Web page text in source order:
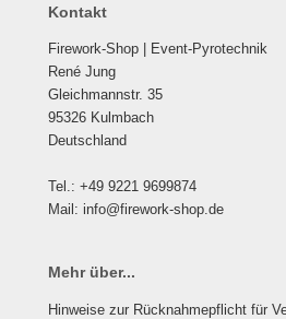
Kontakt
Firework-Shop | Event-Pyrotechnik
René Jung
Gleichmannstr. 35
95326 Kulmbach
Deutschland
Tel.: +49 9221 9699874
Mail: info@firework-shop.de
Mehr über...
Hinweise zur Rücknahmepflicht für